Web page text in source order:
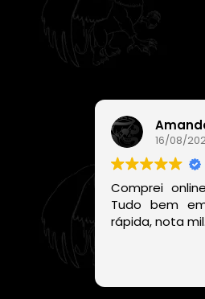
16/08/
Comprei
Tudo bem
rápida, nota mil.